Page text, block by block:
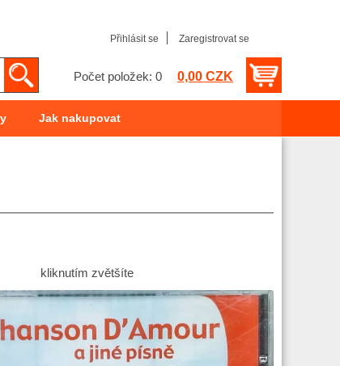
Přihlásit se Zaregistrovat se
Počet položek: 0 0,00 CZK
Jak nakupovat
kliknutím zvětšíte